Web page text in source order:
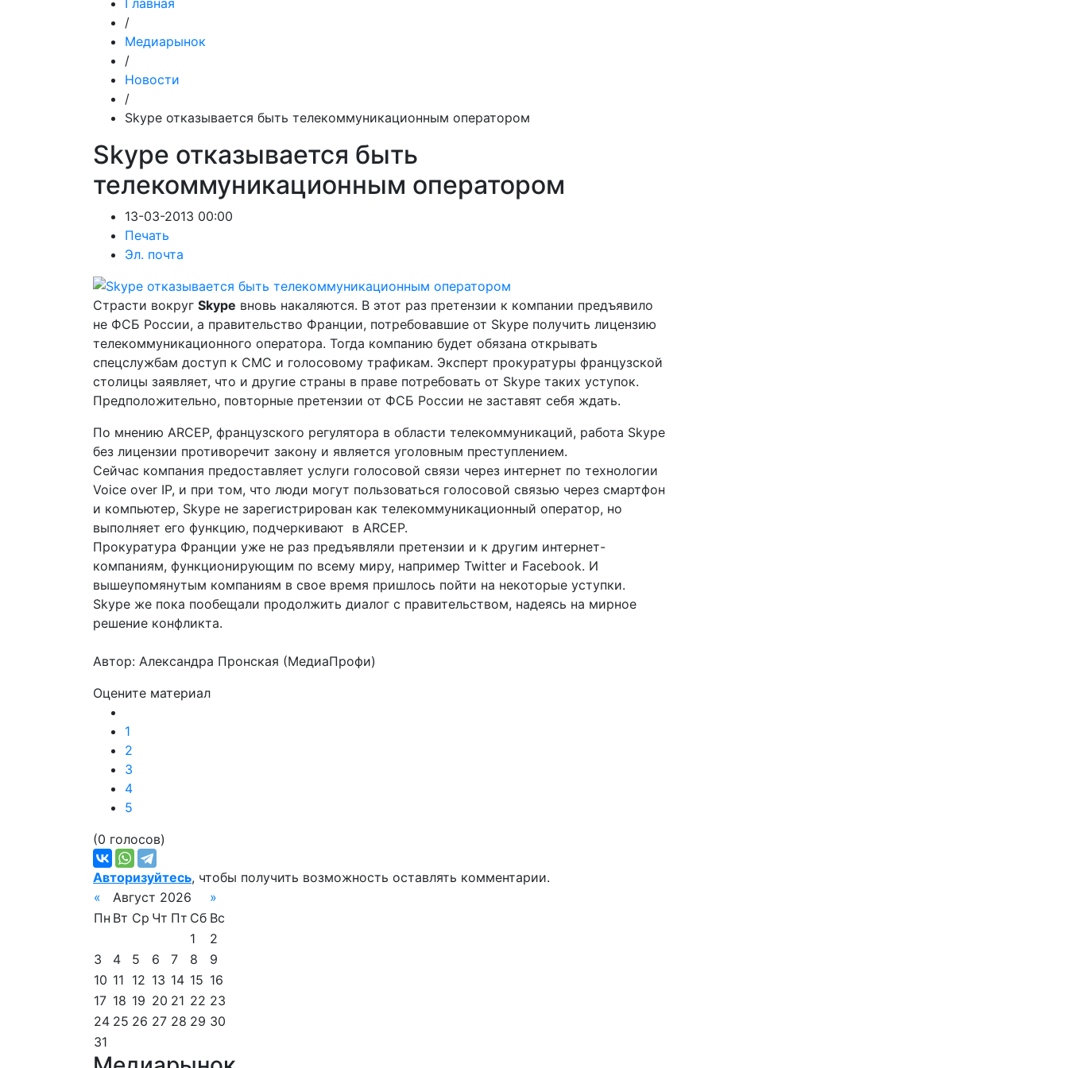
Главная
/
Медиарынок
/
Новости
/
Skype отказывается быть телекоммуникационным оператором
Skype отказывается быть
телекоммуникационным оператором
13-03-2013 00:00
Печать
Эл. почта
Страсти вокруг Skype вновь накаляются. В этот раз претензии к компании предъявило
не ФСБ России, а правительство Франции, потребовавшие от Skype получить лицензию
телекоммуникационного оператора. Тогда компанию будет обязана открывать
спецслужбам доступ к СМС и голосовому трафикам. Эксперт прокуратуры французской
столицы заявляет, что и другие страны в праве потребовать от Skype таких уступок.
Предположительно, повторные претензии от ФСБ России не заставят себя ждать.
По мнению ARCEP, французского регулятора в области телекоммуникаций, работа Skype
без лицензии противоречит закону и является уголовным преступлением.
Сейчас компания предоставляет услуги голосовой связи через интернет по технологии
Voice over IP, и при том, что люди могут пользоваться голосовой связью через смартфон
и компьютер, Skype не зарегистрирован как телекоммуникационный оператор, но
выполняет его функцию, подчеркивают в ARCEP.
Прокуратура Франции уже не раз предъявляли претензии и к другим интернет-
компаниям, функционирующим по всему миру, например Twitter и Facebook. И
вышеупомянутым компаниям в свое время пришлось пойти на некоторые уступки.
Skype же пока пообещали продолжить диалог с правительством, надеясь на мирное
решение конфликта.
Автор: Александра Пронская (МедиаПрофи)
Оцените материал
1
2
3
4
5
(0 голосов)
Авторизуйтесь, чтобы получить возможность оставлять комментарии.
«
Август 2026
»
Пн Вт Ср Чт Пт Сб Вс
1
2
3
4 5 6 7 8
9
10 11 12 13 14 15 16
17 18 19 20 21 22 23
24 25 26 27 28 29 30
31